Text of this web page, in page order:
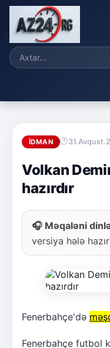
İDMAN
Volkan
hazırdır
🎧 Məqaləni
versiya hələ
Fenerbahçe'də
Fenerbahçe futbol